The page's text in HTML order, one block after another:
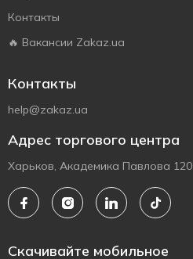
Контакты
🔥 Вакансии Zakaz.ua
Контакты
help@zakaz.ua
Адрес торгового центра
Харьков, Академика Павлова 120
Скачивайте мобильное